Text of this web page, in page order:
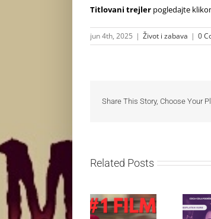
Titlovani trejler pogledajte
jun 4th, 2025 | Život i zabava | 0
Share This Story, Choose Your
Related Posts
Najuspešnije
otvaranje